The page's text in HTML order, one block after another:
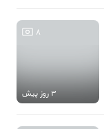
8
3 روز پیش